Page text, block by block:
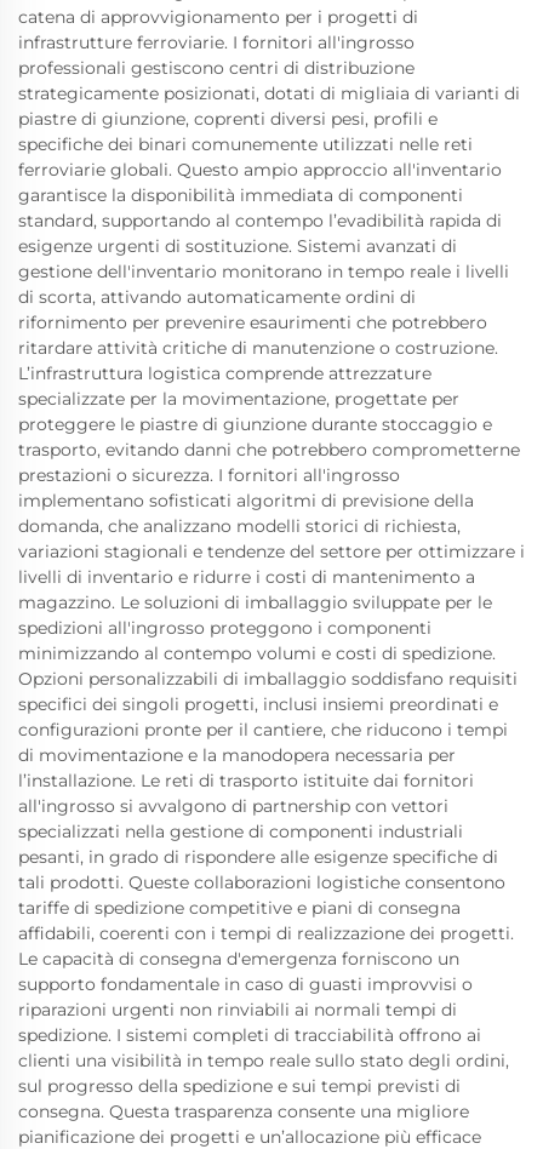
catena di approvvigionamento per i progetti di
infrastrutture ferroviarie. I fornitori all'ingrosso
professionali gestiscono centri di distribuzione
strategicamente posizionati, dotati di migliaia di varianti di
piastre di giunzione, coprenti diversi pesi, profili e
specifiche dei binari comunemente utilizzati nelle reti
ferroviarie globali. Questo ampio approccio all'inventario
garantisce la disponibilità immediata di componenti
standard, supportando al contempo l’evadibilità rapida di
esigenze urgenti di sostituzione. Sistemi avanzati di
gestione dell'inventario monitorano in tempo reale i livelli
di scorta, attivando automaticamente ordini di
rifornimento per prevenire esaurimenti che potrebbero
ritardare attività critiche di manutenzione o costruzione.
L’infrastruttura logistica comprende attrezzature
specializzate per la movimentazione, progettate per
proteggere le piastre di giunzione durante stoccaggio e
trasporto, evitando danni che potrebbero comprometterne
prestazioni o sicurezza. I fornitori all'ingrosso
implementano sofisticati algoritmi di previsione della
domanda, che analizzano modelli storici di richiesta,
variazioni stagionali e tendenze del settore per ottimizzare i
livelli di inventario e ridurre i costi di mantenimento a
magazzino. Le soluzioni di imballaggio sviluppate per le
spedizioni all'ingrosso proteggono i componenti
minimizzando al contempo volumi e costi di spedizione.
Opzioni personalizzabili di imballaggio soddisfano requisiti
specifici dei singoli progetti, inclusi insiemi preordinati e
configurazioni pronte per il cantiere, che riducono i tempi
di movimentazione e la manodopera necessaria per
l’installazione. Le reti di trasporto istituite dai fornitori
all'ingrosso si avvalgono di partnership con vettori
specializzati nella gestione di componenti industriali
pesanti, in grado di rispondere alle esigenze specifiche di
tali prodotti. Queste collaborazioni logistiche consentono
tariffe di spedizione competitive e piani di consegna
affidabili, coerenti con i tempi di realizzazione dei progetti.
Le capacità di consegna d'emergenza forniscono un
supporto fondamentale in caso di guasti improvvisi o
riparazioni urgenti non rinviabili ai normali tempi di
spedizione. I sistemi completi di tracciabilità offrono ai
clienti una visibilità in tempo reale sullo stato degli ordini,
sul progresso della spedizione e sui tempi previsti di
consegna. Questa trasparenza consente una migliore
pianificazione dei progetti e un’allocazione più efficace